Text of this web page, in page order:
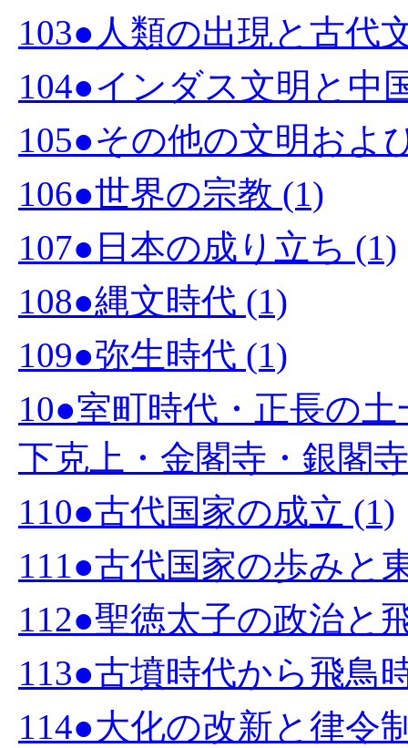
103●人類の出現と古代
104●インダス文明と中
105●その他の文明およ
106●世界の宗教 (1)
107●日本の成り立ち (1)
108●縄文時代 (1)
109●弥生時代 (1)
10●室町時代・正長の
下克上・金閣寺・銀閣
110●古代国家の成立 (1)
111●古代国家の歩みと
112●聖徳太子の政治と
113●古墳時代から飛鳥
114●大化の改新と律令